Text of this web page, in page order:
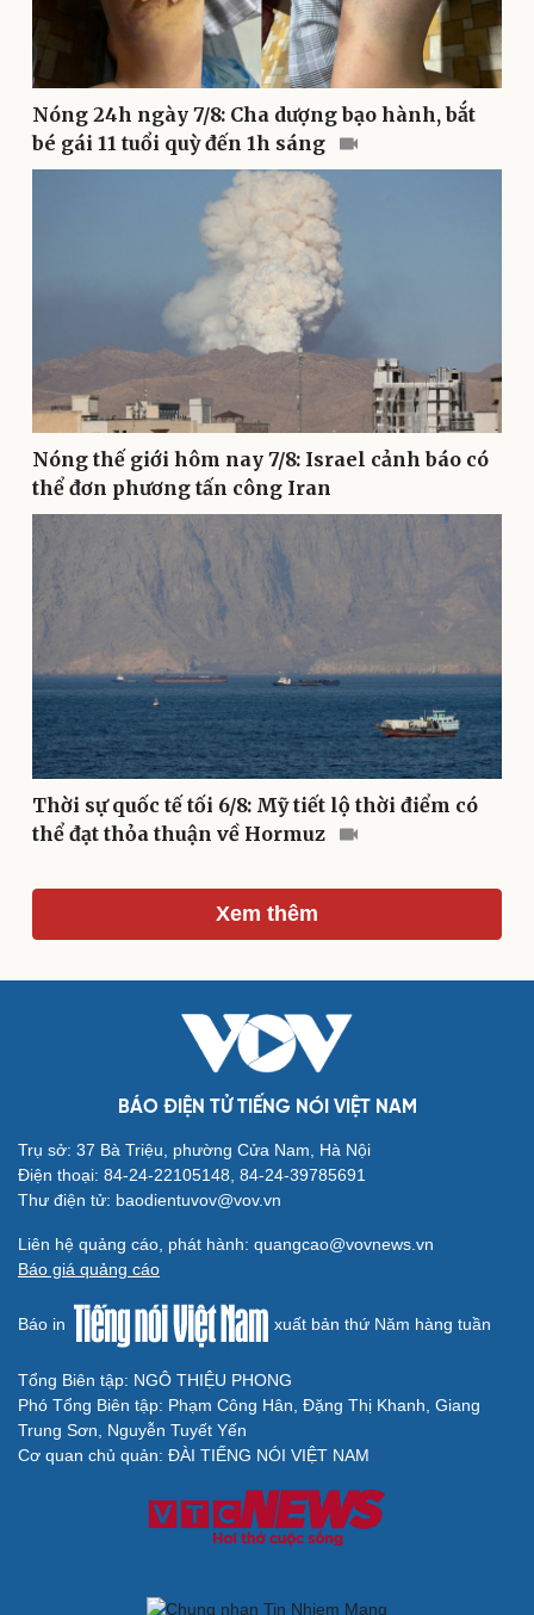
Sản phụ khoa
Nhi khoa
Nam khoa
Phòng mạch online
Ăn sạch sống khỏe
Tình yêu - Gia đình
Văn hóa
Sân khấu - Điện ảnh
Văn học
Âm nhạc
Di sản
Giải trí
Nghệ sĩ
Thời trang
Sao Việt
Đọc truyện đêm khuya
Cửa sổ tình yêu
Kể chuyện cho bé
Hạt giống tâm hồn
Cải chính
Nóng 24h ngày 7/8: Cha dượng bạo hành, bắt
bé gái 11 tuổi quỳ đến 1h sáng
Nóng thế giới hôm nay 7/8: Israel cảnh báo có
thể đơn phương tấn công Iran
Thời sự quốc tế tối 6/8: Mỹ tiết lộ thời điểm có
thể đạt thỏa thuận về Hormuz
Xem thêm
BÁO ĐIỆN TỬ TIẾNG NÓI VIỆT NAM
Trụ sở: 37 Bà Triệu, phường Cửa Nam, Hà Nội
Điện thoại: 84-24-22105148, 84-24-39785691
Thư điện tử: baodientuvov@vov.vn
Liên hệ quảng cáo, phát hành: quangcao@vovnews.vn
Báo giá quảng cáo
Báo in xuất bản thứ Năm hàng tuần
Tổng Biên tập: NGÔ THIỆU PHONG
Phó Tổng Biên tập: Phạm Công Hân, Đặng Thị Khanh, Giang
Trung Sơn, Nguyễn Tuyết Yến
Cơ quan chủ quản: ĐÀI TIẾNG NÓI VIỆT NAM